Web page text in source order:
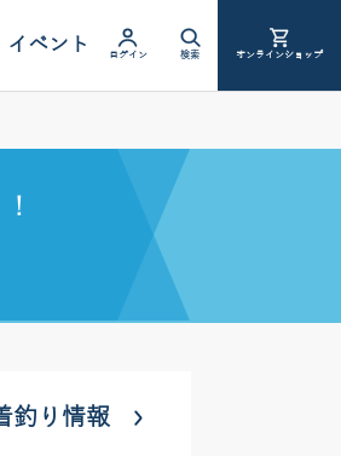
ベント ログイン 検索 オンラインショップ
釣り情報